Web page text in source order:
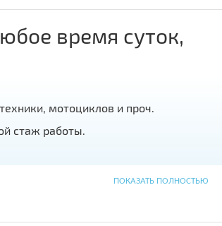
время суток,
мотоциклов и проч.
стаж работы.
ПОКАЗАТЬ ПОЛНОСТЬЮ